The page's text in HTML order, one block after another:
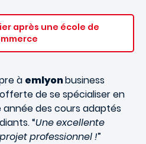
après une école de
à emlyonbusiness
de se spécialiser en
des cours adaptés
“Une excellente
professionnel !”